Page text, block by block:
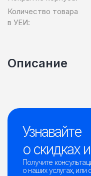
Количество товара
в УЕИ:
Описание
Узнавайте
о скидках
Получите
о наших услугах, или